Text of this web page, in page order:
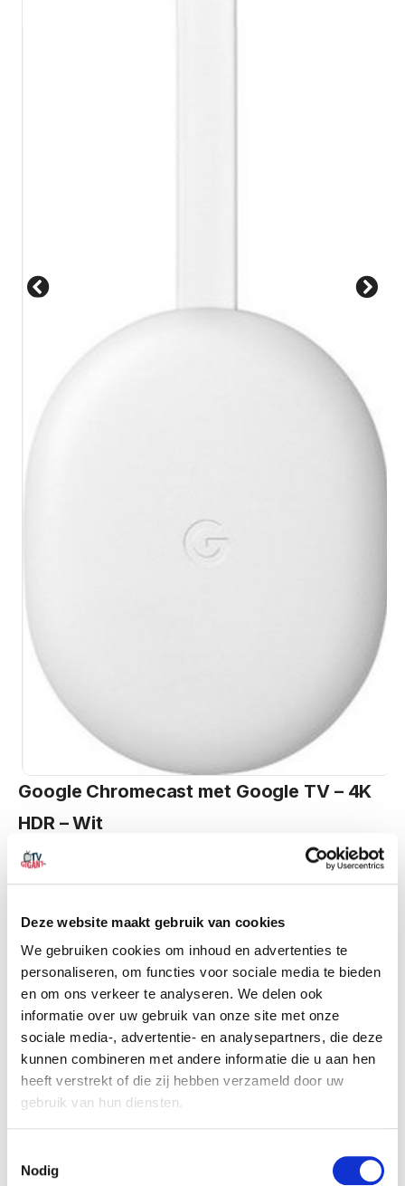
Deze website maakt gebruik van cookies
We gebruiken cookies om inhoud en advertenties te
personaliseren, om functies voor sociale media te bieden
en om ons verkeer te analyseren. We delen ook
informatie over uw gebruik van onze site met onze
sociale media-, advertentie- en analysepartners, die deze
kunnen combineren met andere informatie die u aan hen
heeft verstrekt of die zij hebben verzameld door uw
gebruik van hun diensten.
Selection
Nodig
Google Chromecast met Google TV – 4K
HDR – Wit
€64,00
Out of stock
Binnen 14 dagen gratis retourneren